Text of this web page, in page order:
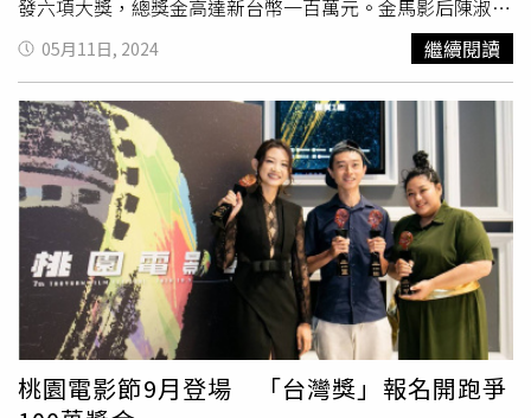
流星飾演冷血殺人兇嫌，與吉岡里帆、山田孝之同場飆戲。
藤井道人新作《嫌疑者的真相》（Faceless）重返社會題
材，由橫濱流星飾演冷血殺人兇嫌。（圖／金馬執委會提
供）今年的華語觀摩片有不少跨國製作，吳可熙與李康生主
演的《藍色太陽宮》，由在美華裔導演曾佩裕初執導筒，從
紐約按摩院的慾望流動與祕密黑洞，表現移民眾生相。《睡
覺時眼睛睜開》（Sleep with Your Eyes Open）關於巴西
濱海小鎮的一連串錯過與邂逅，由德籍編導妮莉沃拉茲執
導、趙德胤長年創作夥伴王興洪主演、《BPM》男主角比斯
卡亞跨刀。新加坡新銳導演劉慧伶以擊劍為題材的首部長片
《刺心切骨》，邀請台灣演員劉修甫與曹佑寧詮釋糾雜兄弟
情，在卡羅維瓦利影展榮獲最佳導演。吳可熙、李康生主演
《藍色太陽宮》表達出移民的各種生活樣貌。（圖／金馬執
委會提供）馬來西亞導演張吉安在新片《搖籃凡世》再探大
馬禁忌，透過棄嬰倉內的絕境母親與漫漫長夜，看見父權與
發六項大獎，總獎金高達新台幣一百萬元。金馬影后陳淑芳
（右）去年應邀擔任「台灣獎」頒獎人。（圖／海鵬影業）
「台灣獎」自成立以來，不僅受到許多影人歡迎，更為台灣
影視界挖掘許多人才，金馬獎得主蔡嘉茵、鍾家駿、金馬新
演員提名張祖鈞、導演
、影后陸弈靜、楊麗音及潘麗
麗等人，皆是歷屆台灣獎得主。去年勇奪「台灣獎」最佳影
片與最佳男演員雙料大獎的短片《橋頂少年》，以及勇奪人
文獎的動畫片《鷺鷥河》更在桃園電影節獲獎後，順利榮獲
金馬獎提名。2024桃園電影節「台灣獎」徵件開跑。（圖
／海鵬影業）2024桃園電影節主辦單位為桃園市文化局及
桃園市文化基金會，今年「台灣獎」徵件方式採網路表單報
名，即日起開始徵件，並於6月11日截止收件。該獎將自所
有報名影片中評選出十二至十六部入圍作品，並於頒獎典禮
上頒發最佳影片、評審團特別獎、最佳導演、最佳男演員、
最佳女演員以及最佳新人的「未來之星」六項大獎。2024
05月11日, 2024 繼續閱讀
桃園電影節9月登場 「台灣獎」報名開跑爭